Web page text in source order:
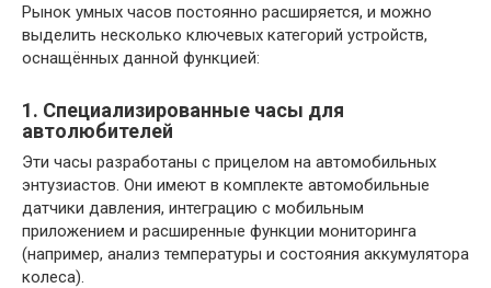
Рынок умных часов постоянно расширяется, и можно
выделить несколько ключевых категорий устройств,
оснащённых данной функцией:
1. Специализированные часы для
автолюбителей
Эти часы разработаны с прицелом на автомобильных
энтузиастов. Они имеют в комплекте автомобильные
датчики давления, интеграцию с мобильным
приложением и расширенные функции мониторинга
(например, анализ температуры и состояния аккумулятора
колеса).